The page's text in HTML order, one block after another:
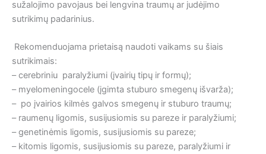
sužalojimo pavojaus bei lengvina traumų ar judėjimo
sutrikimų padarinius.
Rekomenduojama prietaisą naudoti vaikams su šiais
sutrikimais:
– cerebriniu paralyžiumi (įvairių tipų ir formų);
– myelomeningocele (įgimta stuburo smegenų išvarža);
– po įvairios kilmės galvos smegenų ir stuburo traumų;
– raumenų ligomis, susijusiomis su pareze ir paralyžiumi;
– genetinėmis ligomis, susijusiomis su pareze;
– kitomis ligomis, susijusiomis su pareze, paralyžiumi ir